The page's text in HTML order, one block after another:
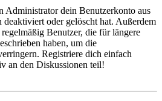
Administrator dein Benutzerkonto aus
deaktiviert oder gelöscht hat. Außerdem
Benutzer, die für längere
haben, um die
Registriere dich einfach
an den Diskussionen teil!